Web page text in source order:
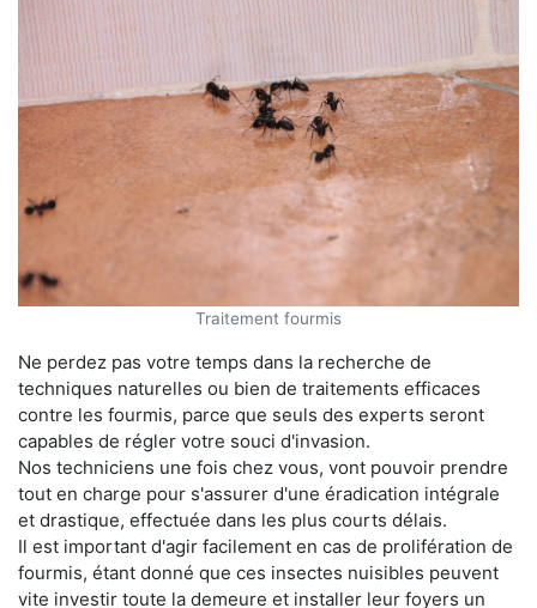
Traitement fourmis
Ne perdez pas votre temps dans la recherche de
techniques naturelles ou bien de traitements efficaces
contre les fourmis, parce que seuls des experts seront
capables de régler votre souci d'invasion.
Nos techniciens une fois chez vous, vont pouvoir prendre
tout en charge pour s'assurer d'une éradication intégrale
et drastique, effectuée dans les plus courts délais.
Il est important d'agir facilement en cas de prolifération de
fourmis, étant donné que ces insectes nuisibles peuvent
vite investir toute la demeure et installer leur foyers un